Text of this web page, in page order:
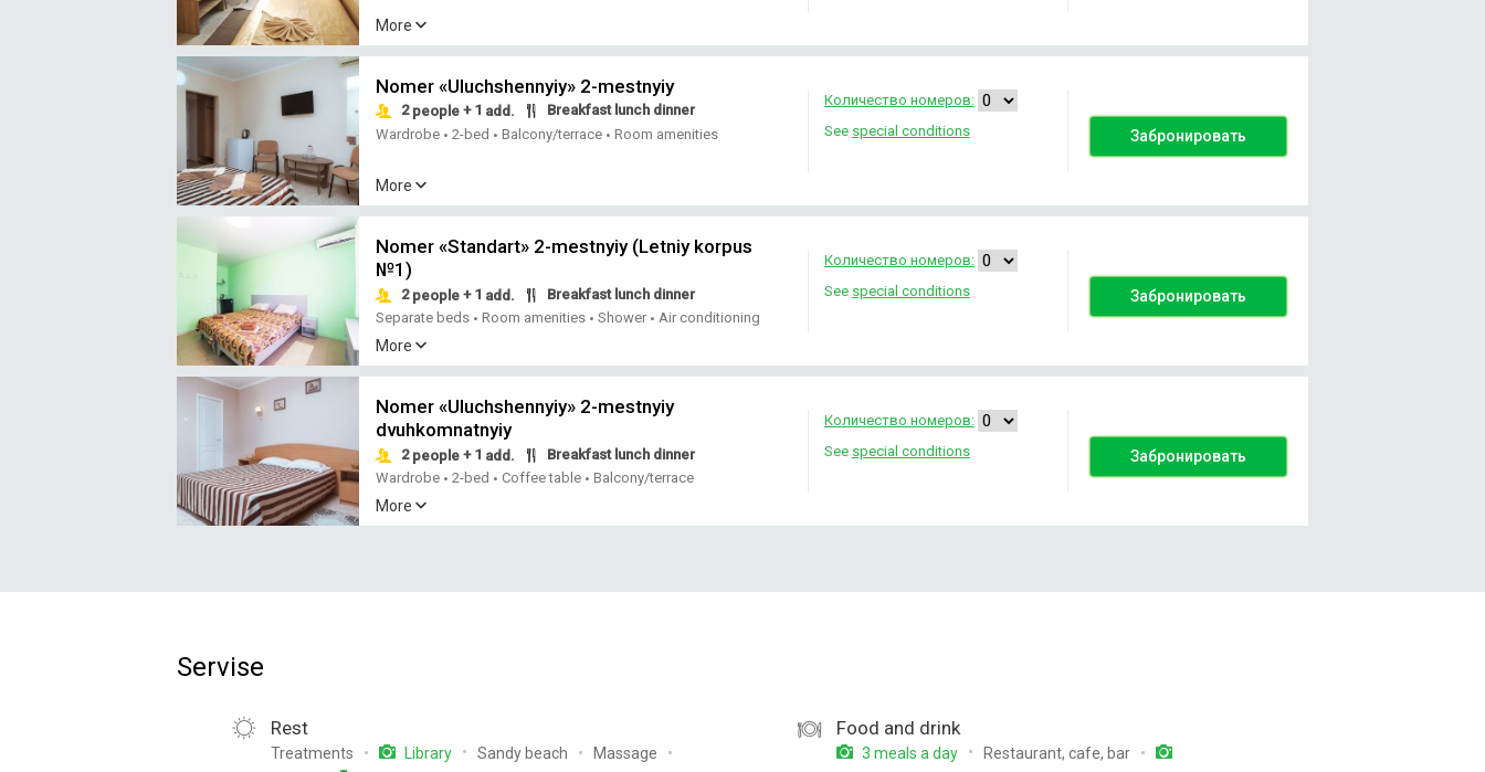
More
Nomer «Uluchshennyiy» 2-mestnyiy
2people + 1 add.
Breakfast lunch dinner
Wardrobe • 2-bed • Balcony/terrace • Room amenities
More
Количество номеров:
See special conditions Забронировать
Nomer «Standart» 2-mestnyiy (Letniy korpus
№1)
2people + 1 add.
Breakfast lunch dinner
Separate beds • Room amenities • Shower • Air conditioning
More
Количество номеров:
See special conditions Забронировать
Nomer «Uluchshennyiy» 2-mestnyiy
dvuhkomnatnyiy
2people + 1 add.
Breakfast lunch dinner
Wardrobe • 2-bed • Coffee table • Balcony/terrace
More
Количество номеров:
See special conditions Забронировать
Servise
Rest
Treatments Library Sandy beach
Massage
Food and drink
3 meals a day Restaurant, cafe, bar